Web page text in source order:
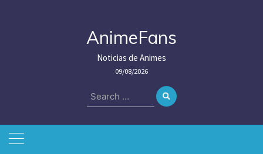
AnimeFans
Noticias de Animes
09/08/2026
Search
for: